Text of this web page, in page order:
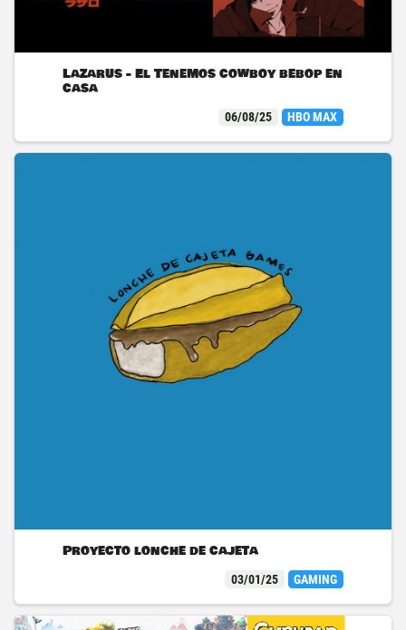
Lazarus - El Tenemos cowboy bebop en
casa
06/08/25 HBO MAX
Proyecto lonche de cajeta
03/01/25 GAMING